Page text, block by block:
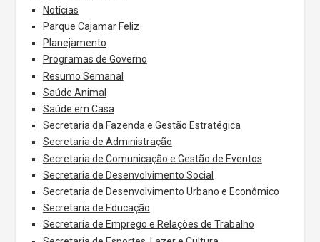
Notícias
Parque Cajamar Feliz
Planejamento
Programas de Governo
Resumo Semanal
Saúde Animal
Saúde em Casa
Secretaria da Fazenda e Gestão Estratégica
Secretaria de Administração
Secretaria de Comunicação e Gestão de Eventos
Secretaria de Desenvolvimento Social
Secretaria de Desenvolvimento Urbano e Econômico
Secretaria de Educação
Secretaria de Emprego e Relações de Trabalho